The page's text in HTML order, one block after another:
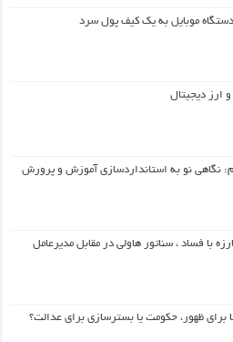
موبایل به یک کیف‌ پول سرد
دیجیتال
نگاهی نو به استانداردسازی آموزش و پرورش
با فساد ، سناتور هاولی در مقابل مدیرعامل
برای ظهور، حکومت یا بسترسازی برای عدالت؟